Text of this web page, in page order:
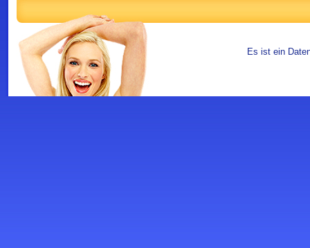
Es ist ein